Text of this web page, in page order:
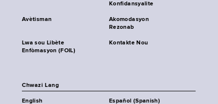
Konfidansyalite
Avètisman
Akomodasyon
Rezonab
Lwa sou Libète
Enfòmasyon (FOIL)
Kontakte Nou
Chwazi Lang
English Español (Spanish)